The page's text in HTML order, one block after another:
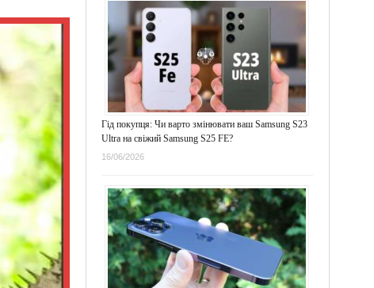
Гід покупця: Чи варто змінювати ваш Samsung S23
Ultra на свіжий Samsung S25 FE?
16/06/2026